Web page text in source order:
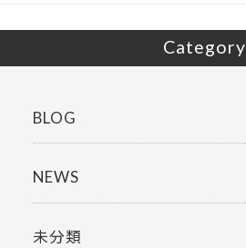
Category
BLOG
NEWS
未分類